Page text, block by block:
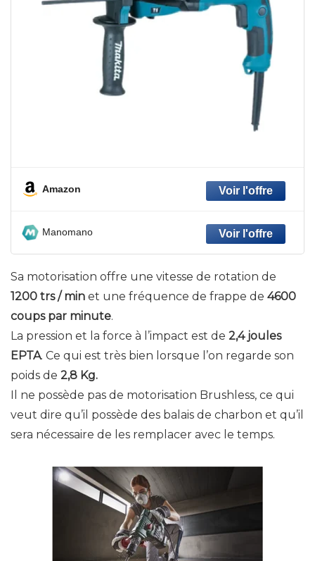
Amazon
Manomano
Sa motorisation offre une vitesse de rotation de
1200 trs / min et une fréquence de frappe de 4600
coups par minute.
La pression et la force à l’impact est de 2,4 joules
EPTA. Ce qui est très bien lorsque l’on regarde son
poids de 2,8 Kg.
Il ne possède pas de motorisation Brushless, ce qui
veut dire qu’il possède des balais de charbon et qu’il
sera nécessaire de les remplacer avec le temps.